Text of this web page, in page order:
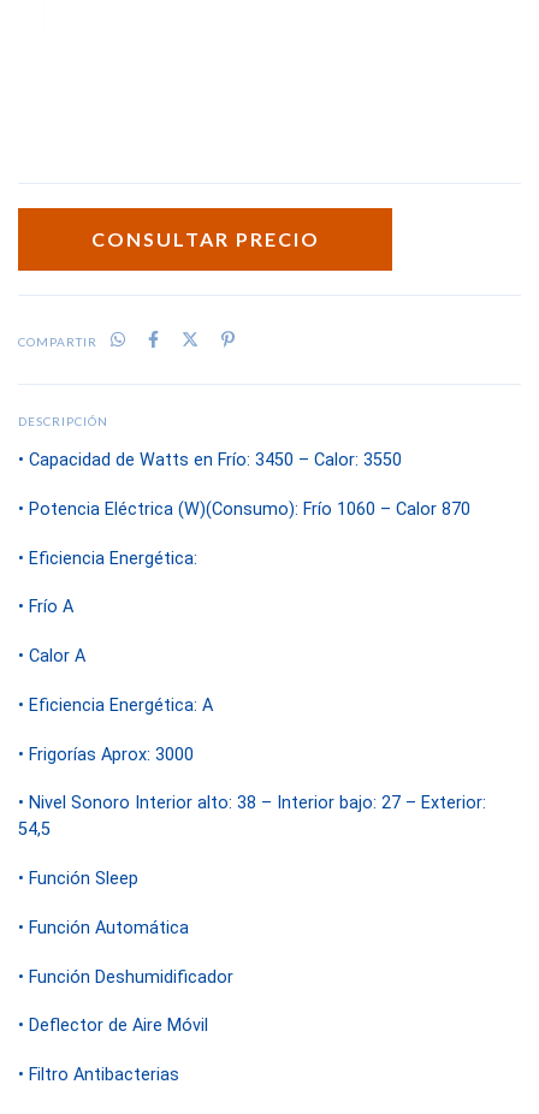
COMPARTIR
DESCRIPCIÓN
• Capacidad de Watts en Frío: 3450 – Calor: 3550
• Potencia Eléctrica (W)(Consumo): Frío 1060 – Calor 870
• Eficiencia Energética:
• Frío A
• Calor A
• Eficiencia Energética: A
• Frigorías Aprox: 3000
• Nivel Sonoro Interior alto: 38 – Interior bajo: 27 – Exterior:
54,5
• Función Sleep
• Función Automática
• Función Deshumidificador
• Deflector de Aire Móvil
• Filtro Antibacterias